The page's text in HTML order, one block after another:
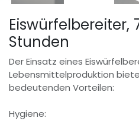
Eiswürfelbereiter,
Stunden
Der Einsatz eines
Lebensmittelproduktion
bedeutenden Vorteilen:
Hygiene: